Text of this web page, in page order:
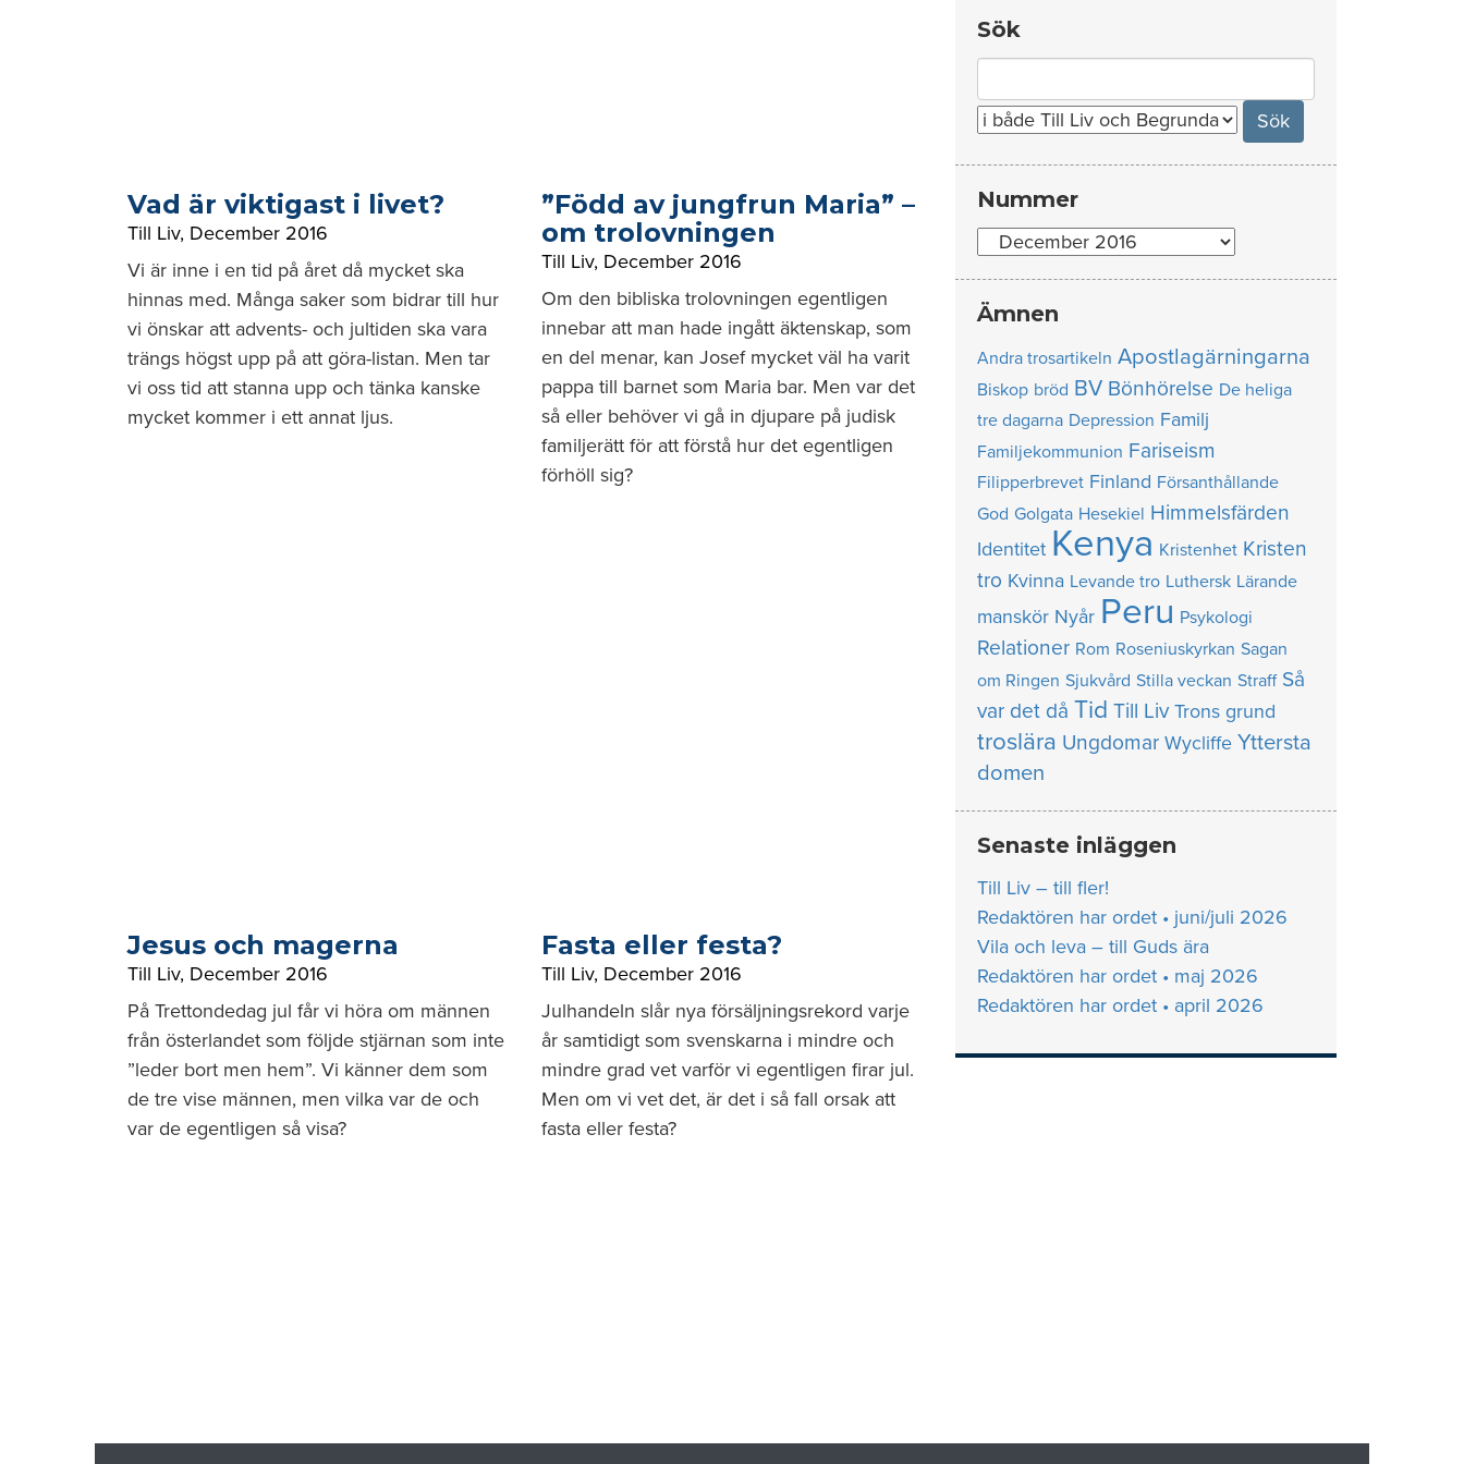
Vad är viktigast i livet?
Till Liv, December 2016
Vi är inne i en tid på året då mycket ska
hinnas med. Många saker som bidrar till hur
vi önskar att advents- och jultiden ska vara
trängs högst upp på att göra-listan. Men tar
vi oss tid att stanna upp och tänka kanske
mycket kommer i ett annat ljus.
”Född av jungfrun Maria” –
om trolovningen
Till Liv, December 2016
Om den bibliska trolovningen egentligen
innebar att man hade ingått äktenskap, som
en del menar, kan Josef mycket väl ha varit
pappa till barnet som Maria bar. Men var det
så eller behöver vi gå in djupare på judisk
familjerätt för att förstå hur det egentligen
förhöll sig?
Jesus och magerna
Till Liv, December 2016
På Trettondedag jul får vi höra om männen
från österlandet som följde stjärnan som inte
”leder bort men hem”. Vi känner dem som
de tre vise männen, men vilka var de och
var de egentligen så visa?
Fasta eller festa?
Till Liv, December 2016
Julhandeln slår nya försäljningsrekord varje
år samtidigt som svenskarna i mindre och
mindre grad vet varför vi egentligen firar jul.
Men om vi vet det, är det i så fall orsak att
fasta eller festa?
Sök
for:
Nummer
Nummer
Ämnen
Andra trosartikeln Apostlagärningarna
Biskop bröd BV Bönhörelse De heliga
tre dagarna Depression Familj
Familjekommunion Fariseism
Filipperbrevet Finland Försanthållande
God Golgata Hesekiel Himmelsfärden
Identitet Kenya Kristenhet Kristen
tro Kvinna Levande tro Luthersk Lärande
manskör Nyår Peru Psykologi
Relationer Rom Roseniuskyrkan Sagan
om Ringen Sjukvård Stilla veckan Straff Så
var det då Tid Till Liv Trons grund
troslära Ungdomar Wycliffe Yttersta
domen
Senaste inläggen
Till Liv – till fler!
Redaktören har ordet • juni/juli 2026
Vila och leva – till Guds ära
Redaktören har ordet • maj 2026
Redaktören har ordet • april 2026